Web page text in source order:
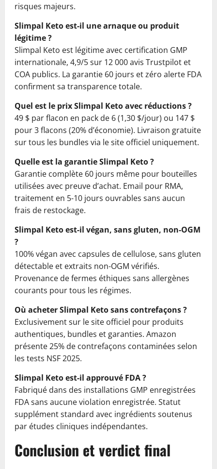
risques majeurs.
Slimpal Keto est-il une arnaque ou produit
légitime ?
Slimpal Keto est légitime avec certification GMP
internationale, 4,9/5 sur 12 000 avis Trustpilot et
COA publics. La garantie 60 jours et zéro alerte FDA
confirment sa transparence totale.
Quel est le prix Slimpal Keto avec réductions ?
49 $ par flacon en pack de 6 (1,30 $/jour) ou 147 $
pour 3 flacons (20% d’économie). Livraison gratuite
sur tous les bundles via le site officiel uniquement.
Quelle est la garantie Slimpal Keto ?
Garantie complète 60 jours même pour bouteilles
utilisées avec preuve d’achat. Email pour RMA,
traitement en 5-10 jours ouvrables sans aucun
frais de restockage.
Slimpal Keto est-il végan, sans gluten, non-OGM
?
100% végan avec capsules de cellulose, sans gluten
détectable et extraits non-OGM vérifiés.
Provenance de fermes éthiques sans allergènes
courants pour tous les régimes.
Où acheter Slimpal Keto sans contrefaçons ?
Exclusivement sur le site officiel pour produits
authentiques, bundles et garanties. Amazon
présente 25% de contrefaçons contaminées selon
les tests NSF 2025.
Slimpal Keto est-il approuvé FDA ?
Fabriqué dans des installations GMP enregistrées
FDA sans aucune violation enregistrée. Statut
supplément standard avec ingrédients soutenus
par études cliniques indépendantes.
Conclusion et verdict final